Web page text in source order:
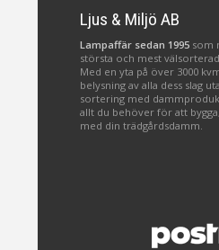
Ljus & Miljö AB
Lampaffär sedan 1995 som
största och mest
Med en yta på över 3000
belysning av alla dess slag
sortering med
allt du behöver för att
med din trädgårdsdamm.